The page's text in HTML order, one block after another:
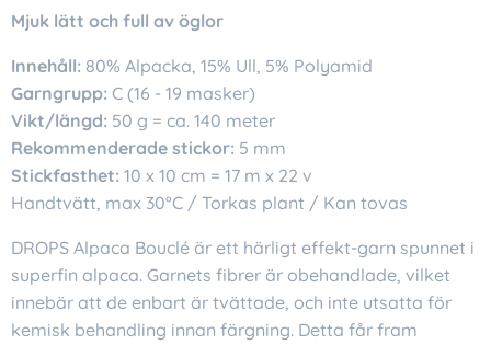
Mjuk lätt och full av öglor
Innehåll: 80% Alpacka, 15% Ull, 5% Polyamid
Garngrupp: C (16 - 19 masker)
Vikt/längd: 50 g = ca. 140 meter
Rekommenderade stickor: 5 mm
Stickfasthet: 10 x 10 cm = 17 m x 22 v
Handtvätt, max 30°C / Torkas plant / Kan tovas
DROPS Alpaca Bouclé är ett härligt effekt-garn spunnet i
superfin alpaca. Garnets fibrer är obehandlade, vilket
innebär att de enbart är tvättade, och inte utsatta för
kemisk behandling innan färgning. Detta får fram